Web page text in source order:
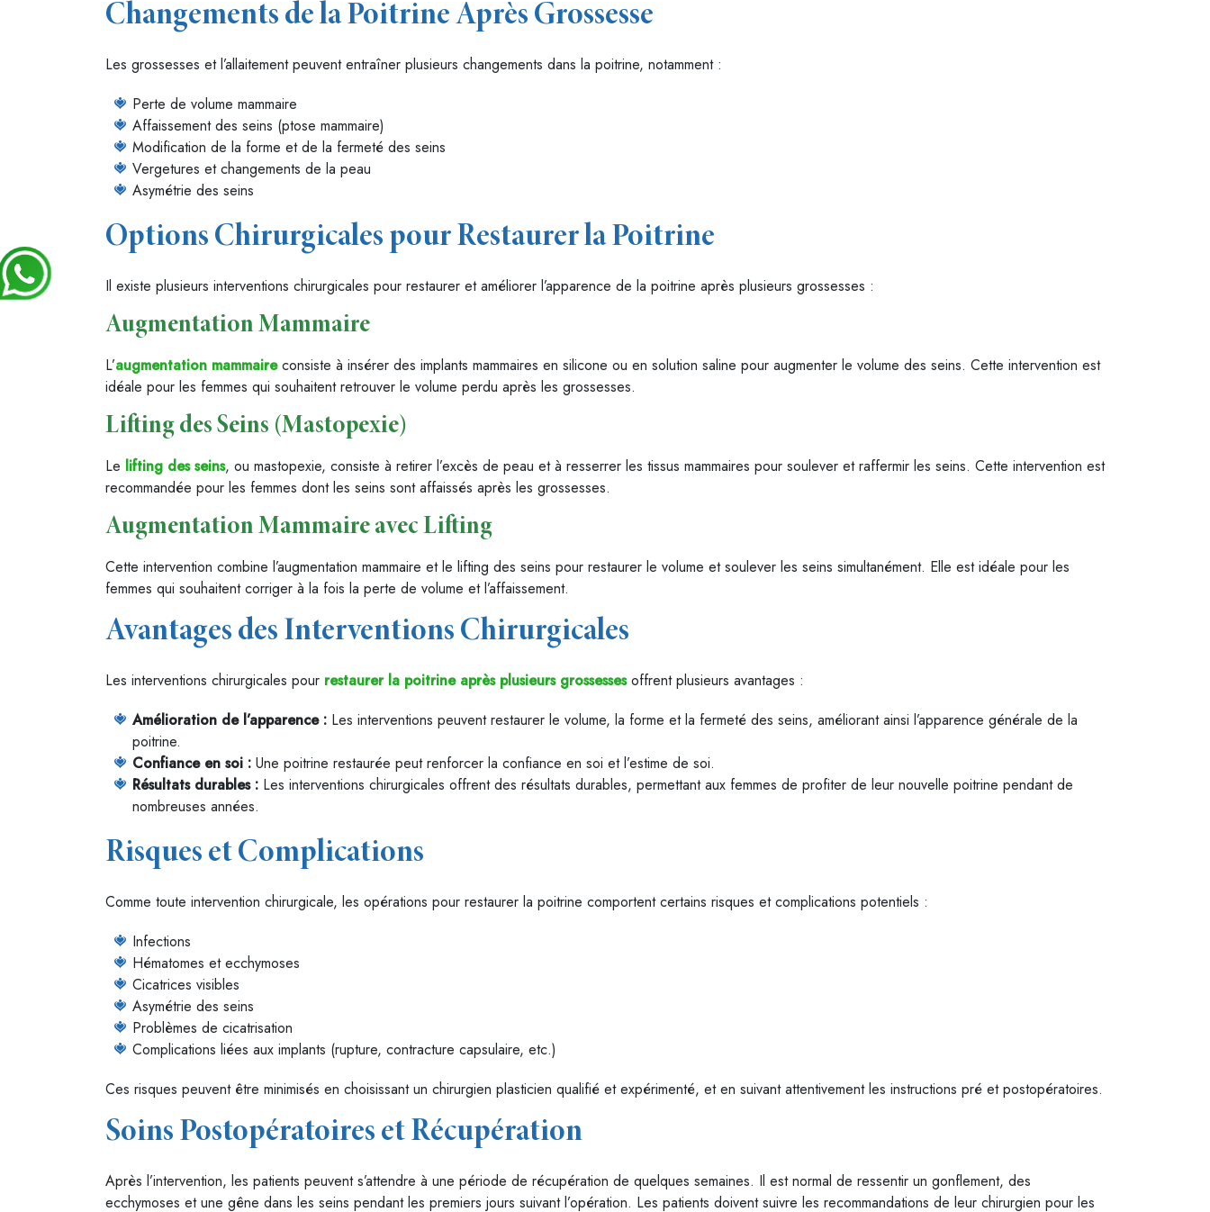
Changements de la Poitrine Après Grossesse
Les grossesses et l’allaitement peuvent entraîner plusieurs changements dans la poitrine, notamment :
Perte de volume mammaire
Affaissement des seins (ptose mammaire)
Modification de la forme et de la fermeté des seins
Vergetures et changements de la peau
Asymétrie des seins
Options Chirurgicales pour Restaurer la Poitrine
Il existe plusieurs interventions chirurgicales pour restaurer et améliorer l’apparence de la poitrine après plusieurs grossesses :
Augmentation Mammaire
L’augmentation mammaireconsiste à insérer des implants mammaires en silicone ou en solution saline pour augmenter le volume des seins. Cette intervention est
idéale pour les femmes qui souhaitent retrouver le volume perdu après les grossesses.
Lifting des Seins (Mastopexie)
Le lifting des seins, ou mastopexie, consiste à retirer l’excès de peau et à resserrer les tissus mammaires pour soulever et raffermir les seins. Cette intervention est
recommandée pour les femmes dont les seins sont affaissés après les grossesses.
Augmentation Mammaire avec Lifting
Cette intervention combine l’augmentation mammaire et le lifting des seins pour restaurer le volume et soulever les seins simultanément. Elle est idéale pour les
femmes qui souhaitent corriger à la fois la perte de volume et l’affaissement.
Avantages des Interventions Chirurgicales
Les interventions chirurgicales pour restaurer la poitrine après plusieurs grossessesoffrent plusieurs avantages :
Amélioration de l’apparence : Les interventions peuvent restaurer le volume, la forme et la fermeté des seins, améliorant ainsi l’apparence générale de la
poitrine.
Confiance en soi : Une poitrine restaurée peut renforcer la confiance en soi et l’estime de soi.
Résultats durables : Les interventions chirurgicales offrent des résultats durables, permettant aux femmes de profiter de leur nouvelle poitrine pendant de
nombreuses années.
Risques et Complications
Comme toute intervention chirurgicale, les opérations pour restaurer la poitrine comportent certains risques et complications potentiels :
Infections
Hématomes et ecchymoses
Cicatrices visibles
Asymétrie des seins
Problèmes de cicatrisation
Complications liées aux implants (rupture, contracture capsulaire, etc.)
Ces risques peuvent être minimisés en choisissant un chirurgien plasticien qualifié et expérimenté, et en suivant attentivement les instructions pré et postopératoires.
Soins Postopératoires et Récupération
Après l’intervention, les patients peuvent s’attendre à une période de récupération de quelques semaines. Il est normal de ressentir un gonflement, des
ecchymoses et une gêne dans les seins pendant les premiers jours suivant l’opération. Les patients doivent suivre les recommandations de leur chirurgien pour les